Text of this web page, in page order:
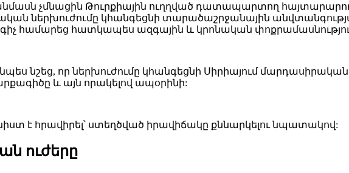
չմնացին Թուրքիային ուղղված դատապարտող
ներխուժումը կհանգեցնի տարածաշրջանային
համարեց հատկապես ազգային և կրոնական
նշեց, որ ներխուժումը կհանգեցնի Սիրիայում
և այն որակելով ապօրինի:
է հրավիրել՝ ստեղծված իրավիճակը քննարկելու նպատակով:
ուժերը